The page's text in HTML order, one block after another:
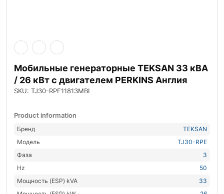
Мобильные генераторные TEKSAN 33 кВА
/ 26 кВт с двигателем PERKINS Англия
SKU: TJ30-RPE11813MBL
Product information
Бренд
TEKSAN
Модель
TJ30-RPE
Фаза
3
Hz
50
Мощность (ESP) kVA
33